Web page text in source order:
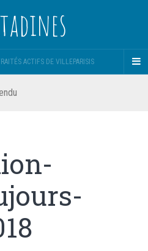
ACTIFS DE VILLEPARISIS